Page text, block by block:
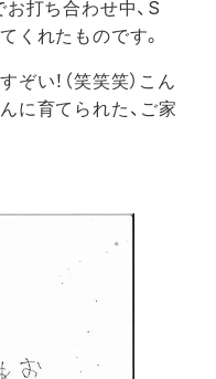
打ち合わせ中、S
くれたものです。
い！（笑笑笑）こん
に育てられた、ご家